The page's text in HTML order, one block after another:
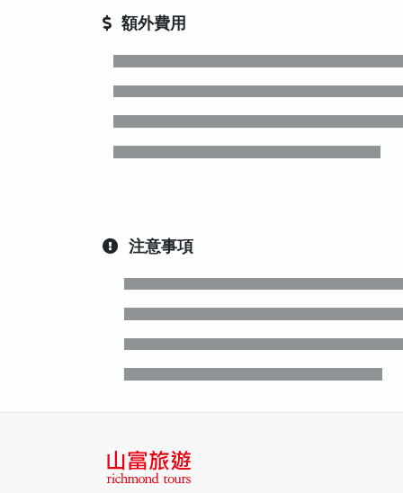
額外費用
注意事項